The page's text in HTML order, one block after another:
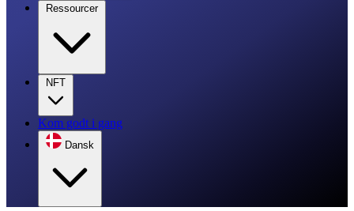
Ressourcer
NFT
Kom godt i gang
Dansk